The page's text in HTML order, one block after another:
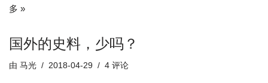
多 »
国外的史料，少吗？
由 马光 2018-04-29 4 评论